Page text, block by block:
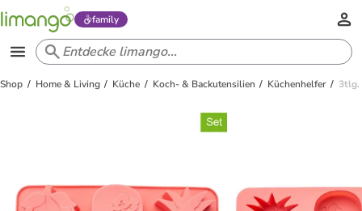
family
Shop Home & Living Küche Koch- & Backutensilien Küchenhelfer 3tlg.